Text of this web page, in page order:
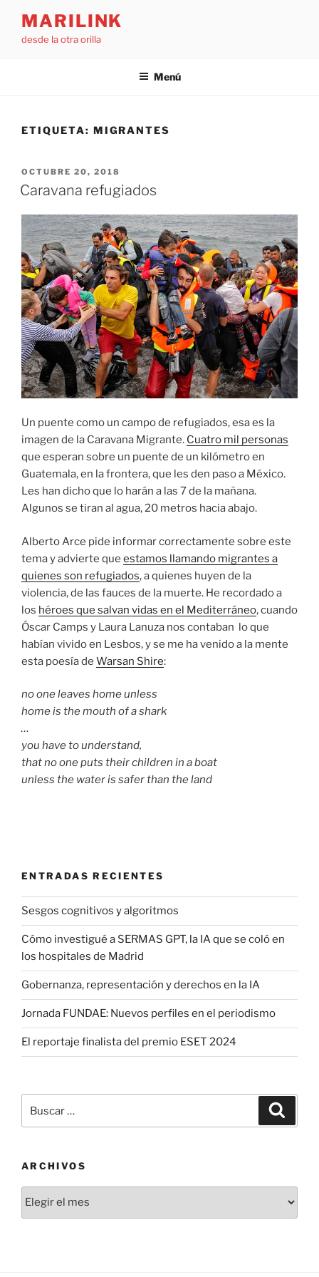
contenido
MARILINK
desde la otra orilla
Menú
ETIQUETA: MIGRANTES
PUBLICADO
EL
OCTUBRE 20, 2018
Caravana refugiados
Un puente como un campo de refugiados, esa es la
imagen de la Caravana Migrante. Cuatro mil personas
que esperan sobre un puente de un kilómetro en
Guatemala, en la frontera, que les den paso a México.
Les han dicho que lo harán a las 7 de la mañana.
Algunos se tiran al agua, 20 metros hacia abajo.
Alberto Arce pide informar correctamente sobre este
tema y advierte que estamos llamando migrantes a
quienes son refugiados, a quienes huyen de la
violencia, de las fauces de la muerte. He recordado a
los héroes que salvan vidas en el Mediterráneo, cuando
Óscar Camps y Laura Lanuza nos contaban lo que
habían vivido en Lesbos, y se me ha venido a la mente
esta poesía de Warsan Shire:
no one leaves home unless
home is the mouth of a shark
…
you have to understand,
that no one puts their children in a boat
unless the water is safer than the land
ENTRADAS RECIENTES
Sesgos cognitivos y algoritmos
Cómo investigué a SERMAS GPT, la IA que se coló en
los hospitales de Madrid
Gobernanza, representación y derechos en la IA
Jornada FUNDAE: Nuevos perfiles en el periodismo
El reportaje finalista del premio ESET 2024
por:
ARCHIVOS